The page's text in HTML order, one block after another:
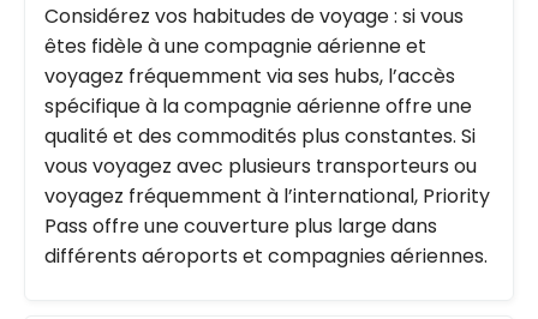
Considérez vos habitudes de voyage : si vous
êtes fidèle à une compagnie aérienne et
voyagez fréquemment via ses hubs, l’accès
spécifique à la compagnie aérienne offre une
qualité et des commodités plus constantes. Si
vous voyagez avec plusieurs transporteurs ou
voyagez fréquemment à l’international, Priority
Pass offre une couverture plus large dans
différents aéroports et compagnies aériennes.